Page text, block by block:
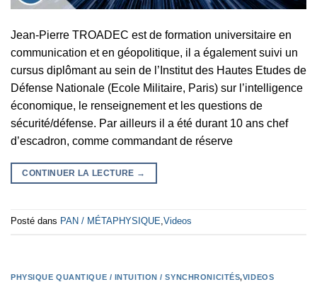
Jean-Pierre TROADEC est de formation universitaire en
communication et en géopolitique, il a également suivi un
cursus diplômant au sein de l’Institut des Hautes Etudes de
Défense Nationale (Ecole Militaire, Paris) sur l’intelligence
économique, le renseignement et les questions de
sécurité/défense. Par ailleurs il a été durant 10 ans chef
d’escadron, comme commandant de réserve
CONTINUER LA LECTURE →
Posté dans PAN / MÉTAPHYSIQUE Videos
PHYSIQUE QUANTIQUE / INTUITION / SYNCHRONICITÉS,VIDEOS